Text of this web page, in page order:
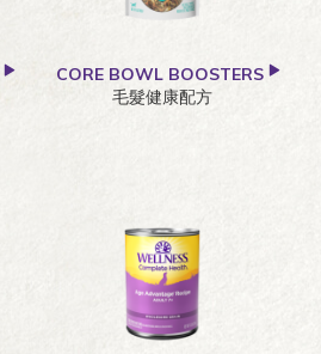
CORE BOWL BOOSTERS
毛髮健康配方